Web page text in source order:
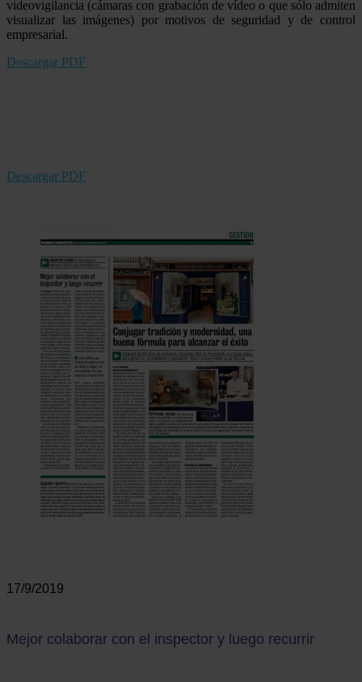
videovigilancia (cámaras con grabación de vídeo o que sólo admiten
visualizar las imágenes) por motivos de seguridad y de control
empresarial.
Descargar PDF
Descargar PDF
17/9/2019
Mejor colaborar con el inspector y luego recurrir